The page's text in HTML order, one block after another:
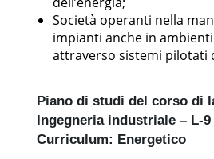
Società operanti nella
impianti anche in
attraverso sistemi pilotati
Piano di studi del corso di
Ingegneria industriale – L-9
Curriculum: Energetico